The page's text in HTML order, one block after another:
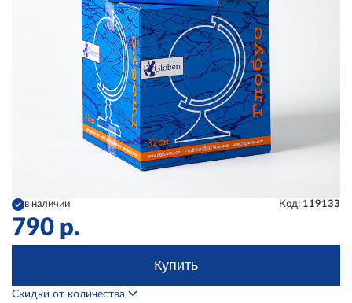
в наличии Код: 119133
790 р.
Купить
Скидки от количества